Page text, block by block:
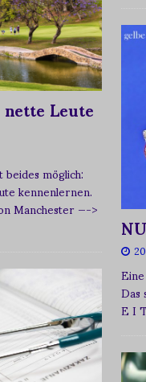
Leute
möglich:
kennenlernen.
Manchester—->
E I